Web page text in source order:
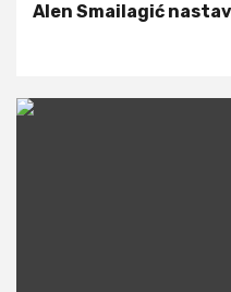
Alen Smailagić